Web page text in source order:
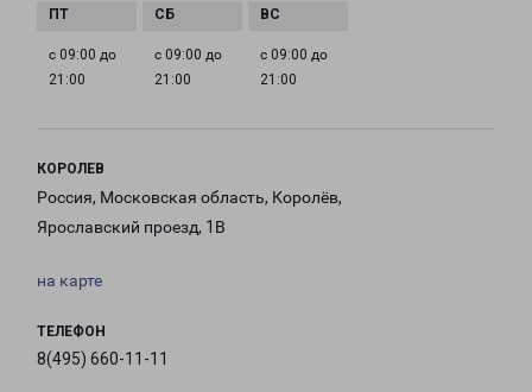
с 09:00 до
21:00
с 09:00 до
21:00
с 09:00 до
21:00
КОРОЛЕВ
Россия, Московская область, Королёв,
Ярославский проезд, 1В
на карте
ТЕЛЕФОН
8(495) 660-11-11